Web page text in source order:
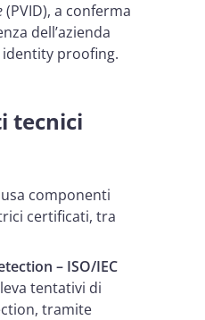
(PVID), a conferma
dell’azienda
proofing.
tecnici
componenti
certificati, tra
– ISO/IEC
tentativi di
tramite